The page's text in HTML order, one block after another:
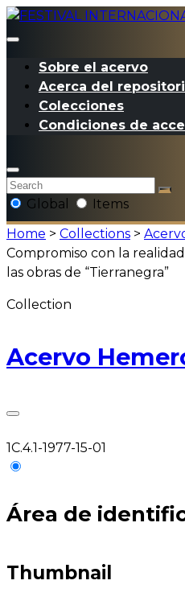
Sobre el acervo
Acerca del
Colecciones
Condiciones de
Global
Items
Home > Collections >
Compromiso con la
las obras de “Tierranegra”
Collection
Acervo
1C.4.1-1977-15-01
Área de
Thumbnail